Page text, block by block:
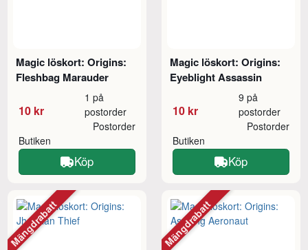
Magic löskort: Origins:
Fleshbag Marauder
10 kr
1 på
postorder
Butiken
Postorder
Köp
Magic löskort: Origins:
Eyeblight Assassin
10 kr
9 på
postorder
Butiken
Postorder
Köp
Mängdrabatt Mängdrabatt